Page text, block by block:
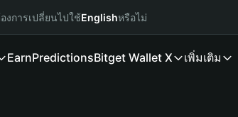
งการเปลี่ยนไปใช้Englishหรือไม่
EarnPredictionsBitget Wallet X เพิ่มเติม